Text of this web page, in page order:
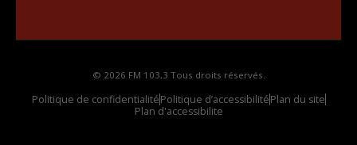
© 2026 FM 103,3 Tous droits réservés.
Politique de confidentialitéPolitique d’accessibilitéPlan du site
Plan d'accessibilite